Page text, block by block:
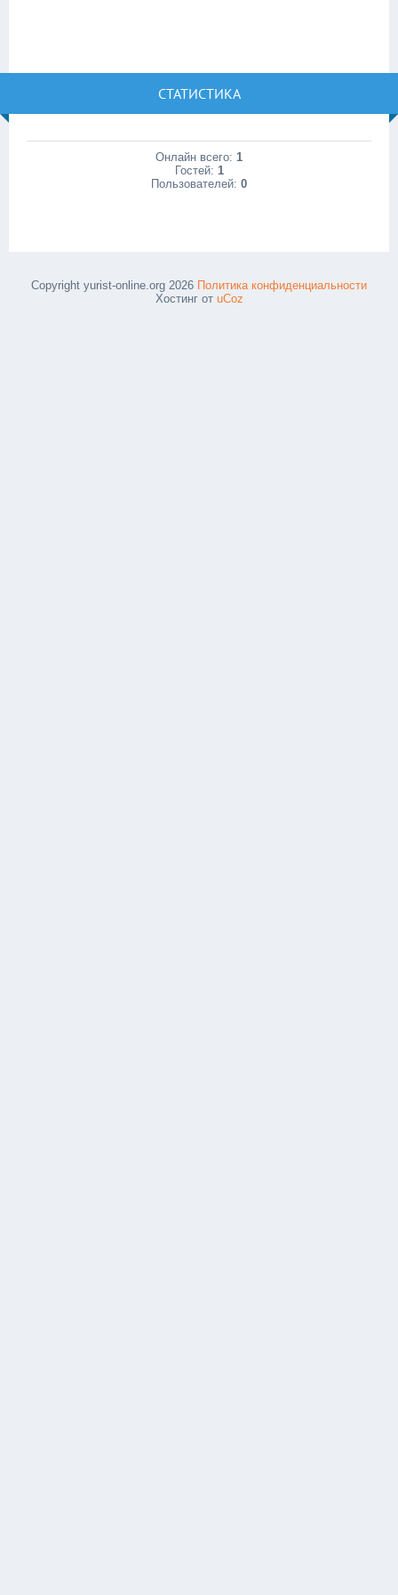
СТАТИСТИКА
Онлайн всего: 1
Гостей: 1
Пользователей: 0
Copyright yurist-online.org 2026 Политика конфиденциальности
Хостинг от uCoz